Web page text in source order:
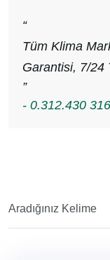
“
Tüm Klima
Garantisi, 7/24
”
- 0.312.430